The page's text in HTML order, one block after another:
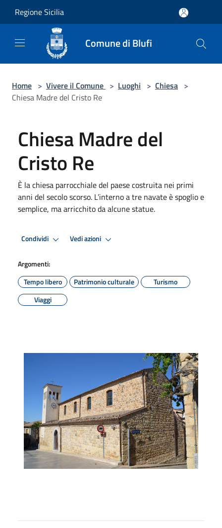
Regione Sicilia
Comune di Blufi
Home > Vivere il Comune > Luoghi > Chiesa >
Chiesa Madre del Cristo Re
Chiesa Madre del
Cristo Re
È la chiesa parrocchiale del paese costruita nei primi
anni del secolo scorso. L’interno a tre navate è spoglio e
semplice, ma arricchito da alcune statue.
Condividi Vedi azioni
Argomenti:
Tempo libero
Patrimonio culturale
Turismo
Viaggi